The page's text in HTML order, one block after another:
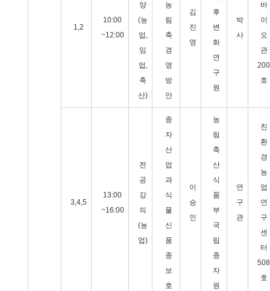
1,2
10:00
~12:00
양
(농
업,
임
업,
축
산)
농
림
축
경
영
방
안
김
진
영
후
변
화
연
구
원
박
사
바
이
오
관
200
호
3,4,5
13:00
~16:00
전
공
강
의
(농
업)
종
자
산
업
과
식
물
신
품
종
보
호
이
승
인
농
림
축
산
식
품
부
국
립
종
자
원
연
구
관
친
환
경
농
업
연
구
센
터
508
호